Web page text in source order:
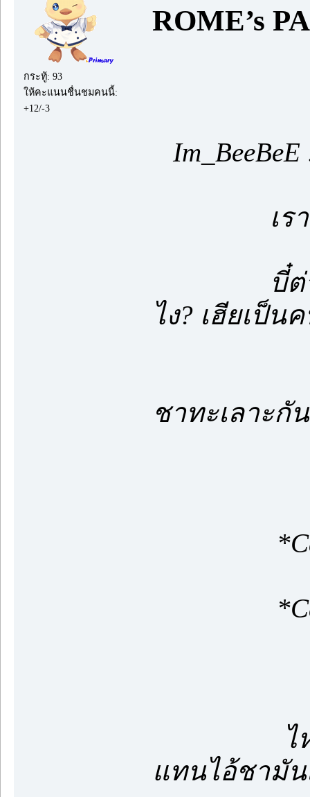
กระทู้: 93
ให้คะแนนชื่นชมคนนี้:
+12/-3
ROME’s
เราจะคุ
บี๋ต่างหาก
ไง? เฮียเป็น
ชาทะเลาะกั
ไหนเฮีย
แทนไอ้ชามัน